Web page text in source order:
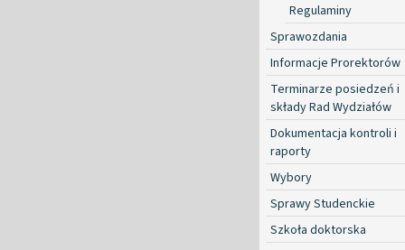
Regulaminy
Sprawozdania
Informacje Prorektorów
Terminarze posiedzeń i
składy Rad Wydziałów
Dokumentacja kontroli i
raporty
Wybory
Sprawy Studenckie
Szkoła doktorska